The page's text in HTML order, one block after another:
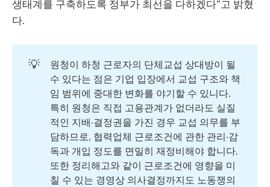
생태계를 구축하도록 정부가 최선을 다하겠다”고 밝혔
다.
💡
원청이 하청 근로자의 단체교섭 상대방이 될
수 있다는 점은 기업 입장에서 교섭 구조와 책
임 범위에 중대한 변화를 야기할 수 있니다.
특히 원청은 직접 고용관계가 없더라도 실질
적인 지배·결정권을 가진 경우 교섭 의무를 부
담하므로, 협력업체 근로조건에 관한 관리·감
독과 개입 정도를 면밀히 재정비해야 합니다.
또한 정리해고와 같이 근로조건에 영향을 미
칠 수 있는 경영상 의사결정까지도 노동쟁의